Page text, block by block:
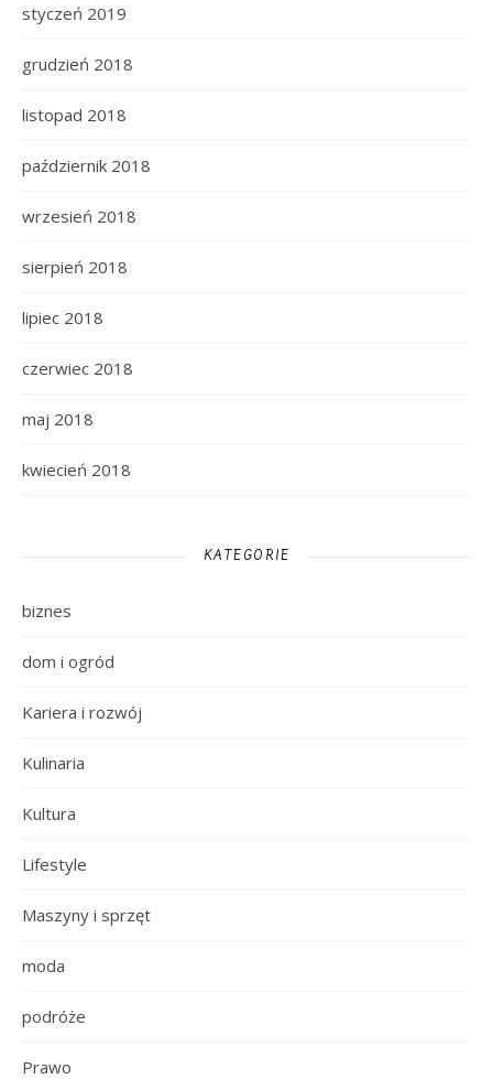
styczeń 2019
grudzień 2018
listopad 2018
październik 2018
wrzesień 2018
sierpień 2018
lipiec 2018
czerwiec 2018
maj 2018
kwiecień 2018
KATEGORIE
biznes
dom i ogród
Kariera i rozwój
Kulinaria
Kultura
Lifestyle
Maszyny i sprzęt
moda
podróże
Prawo